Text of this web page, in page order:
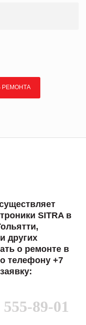
РЕМОНТА
SITRA в
других
о ремонте в
телефону +7
89-01